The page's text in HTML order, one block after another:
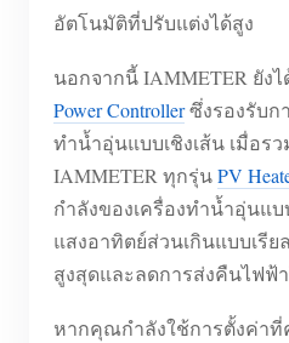
บล็อก
สำรวจเว็บไซต์
อันดับ PV
อัตโนมัติที่ปรับแต่งได้สูง
นอกจากนี้ IAMMETER ยังไ
Power Controllerซึ่งรองรับก
ทำน้ำอุ่นแบบเชิงเส้น เมื่อร
IAMMETER ทุกรุ่นPV
กำลังของเครื่องทำน้ำอุ่นแ
แสงอาทิตย์ส่วนเกินแบบเรีย
สูงสุดและลดการส่งคืนไฟฟ้
หากคุณกำลังใช้การตั้งค่า